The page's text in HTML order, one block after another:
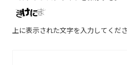
上に表示された文字を入力してくださ